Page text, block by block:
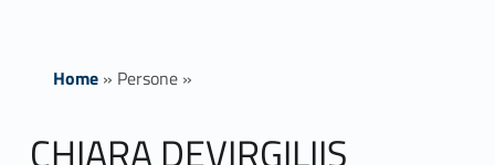
Home» Persone»
CHIARA DEVIRGILIIS